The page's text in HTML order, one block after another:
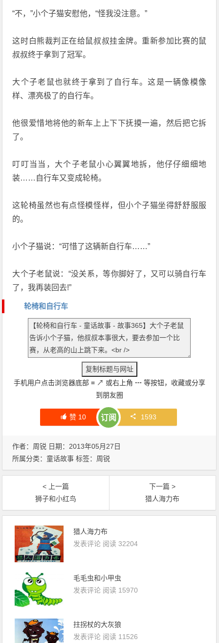
“不，”小个子猫安慰他，“怪我没注意。”
这时白熊裁判正在给鼠叔叔挂金牌。重新参加比赛的鼠
叔叔终于拿到了冠军。
大个子老鼠也就终于拿到了自行车。这是一辆像模像
样、漂亮极了的自行车。
他很爱惜地将他的新车上上下下抚摸一遍，然后把它拆
了。
叮叮当当，大个子老鼠小心翼翼地拆，他仔仔细细地
装……自行车又变成轮椅。
这轮椅虽然也有点怪模怪样，但小个子猫坐得舒舒服服
的。
小个子猫说：“可惜了这辆新自行车……”
大个子老鼠说：“没关系，等你脚好了，又可以骑自行车
了，我再装回去!”
轮椅和自行车
手机用户点击浏览器底部 ≡ ↗ 或右上角 ┅ 等按钮，收藏或分享
到朋友圈
赞 10 订阅 1593
作者：周锐 日期：2013年05月27日
所属分类：童话故事 标签： 周锐
< 上一篇
狮子和小红鸟
下一篇 >
猎人海力布
猎人海力布
发表评论 阅读 32204
毛毛虫和小甲虫
发表评论 阅读 15970
拄拐杖的大灰狼
发表评论 阅读 11526